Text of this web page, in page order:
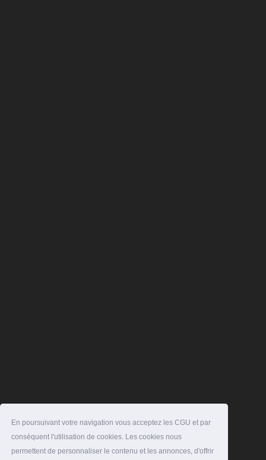
En poursuivant votre navigation vous acceptez les CGU et par
conséquent l'utilisation de cookies. Les cookies nous
permettent de personnaliser le contenu et les annonces, d'offrir